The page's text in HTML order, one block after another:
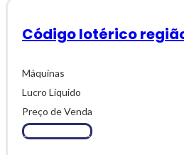
Código lotérico
Máquinas
Lucro Líquido
Preço de Venda
Ver Detalhes